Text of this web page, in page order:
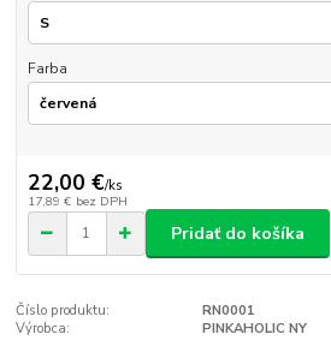
Farba
22,00 €/ks
17,89 € bez DPH
Pridať do košíka
Číslo produktu:
RN0001
Výrobca:
PINKAHOLIC NY